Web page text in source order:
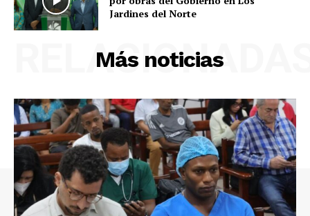
Jardines del Norte
Más noticias